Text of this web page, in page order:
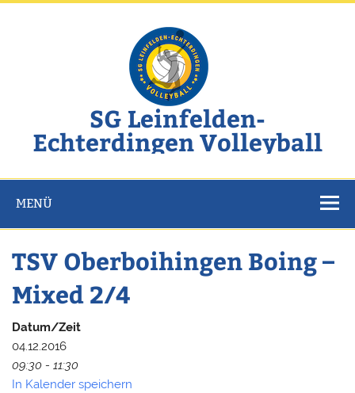
Zum
SG Leinfelden-
Echterdingen Volleyball
MENÜ
TSV Oberboihingen Boing –
Mixed 2/4
Datum/Zeit
04.12.2016
09:30 - 11:30
In Kalender speichern